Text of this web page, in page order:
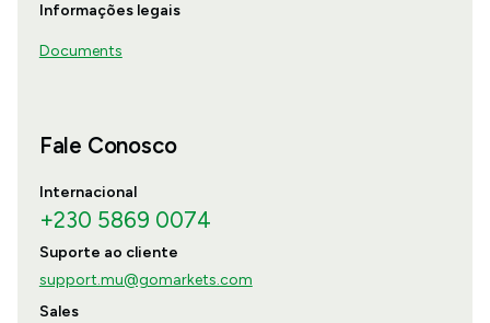
Informações legais
Documents
Fale Conosco
Internacional
+230 5869 0074
Suporte ao cliente
support.mu@gomarkets.com
Sales